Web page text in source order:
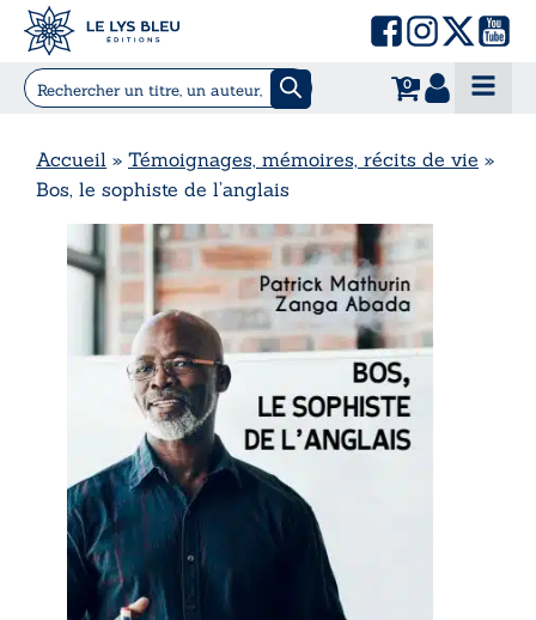
0
Accueil » Témoignages, mémoires, récits de vie »
Bos, le sophiste de l’anglais